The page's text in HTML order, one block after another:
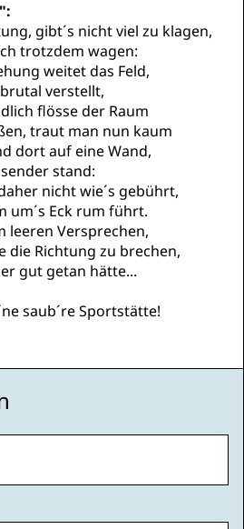
gibt´s nicht viel zu klagen,
trotzdem wagen:
weitet das Feld,
verstellt,
flösse der Raum
traut man nun kaum
dort auf eine Wand,
stand:
nicht wie´s gebührt,
um´s Eck rum führt.
leeren Versprechen,
die Richtung zu brechen,
gut getan hätte...
saub´re Sportstätte!